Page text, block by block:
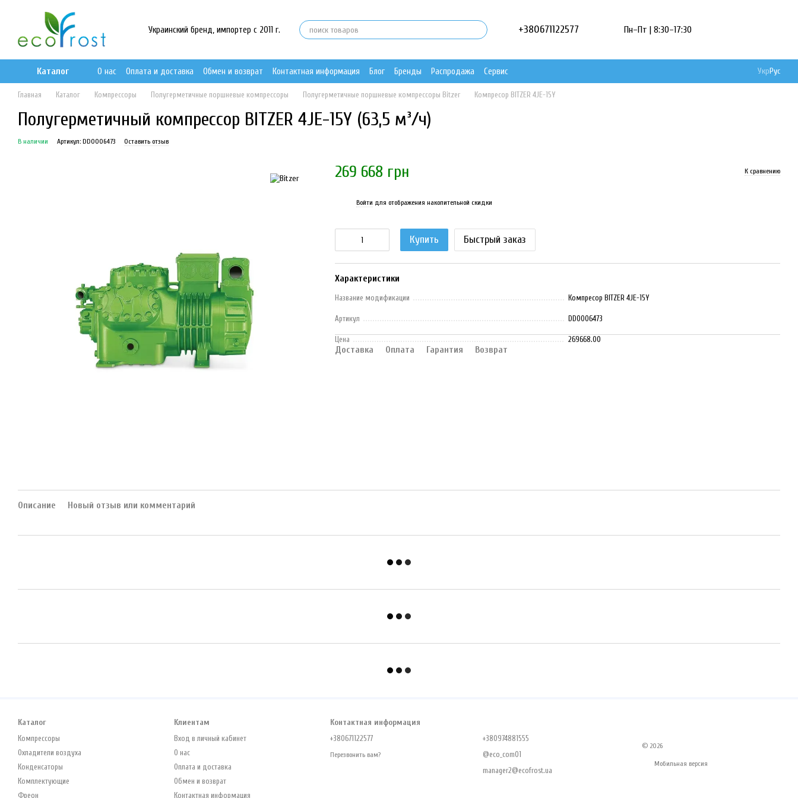
Украинский бренд, импортер с 2011 г. +380671122577 Пн–Пт | 8:30–17:30
Каталог О нас Оплата и доставка Обмен и возврат Контактная информация Блог Бренды Распродажа Сервис УкрРус
Главная Каталог Компрессоры Полугерметичные поршневые компрессоры Полугерметичные поршневые компрессоры Bitzer Компресор BITZER 4JE-15Y
Полугерметичный компрессор BITZER 4JE-15Y (63,5 м³/ч)
В наличии Артикул: DD0006473 Оставить отзыв
269 668 грн К сравнению
Войти для отображения накопительной скидки
Купить Быстрый заказ
Характеристики
Название модификации Компресор BITZER 4JE-15Y
Артикул DD0006473
Цена 269668.00
Доставка Оплата Гарантия Возврат
Описание Новый отзыв или комментарий
Каталог
Компрессоры
Охладители воздуха
Конденсаторы
Комплектующие
Фреон
Клиентам
Вход в личный кабинет
О нас
Оплата и доставка
Обмен и возврат
Контактная информация
Контактная информация
+380671122577
Перезвонить вам?
+380974881555
@eco_com01
manager2@ecofrost.ua
© 2026
Мобильная версия